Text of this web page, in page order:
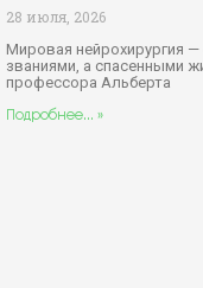
28 июля, 2026
Мировая нейрохирургия —
званиями, а спасенными
профессора Альберта
Подробнее... »